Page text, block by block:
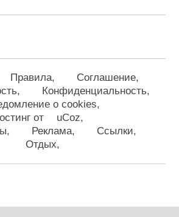
Правила
Соглашение
Конфиденциальность
о cookies
от
uCoz
Реклама
Ссылки
Отдых